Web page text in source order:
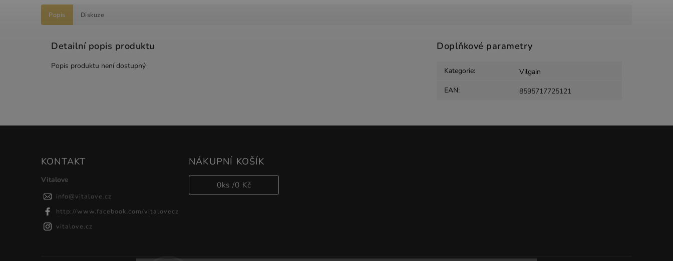
Popis Diskuze
Detailní popis produktu
Popis produktu není dostupný
Doplňkové parametry
Kategorie:
Vilgain
EAN: 8595717725121
KONTAKT
Vitalove
info@vitalove.cz
http://www.facebook.com/vitalovecz
vitalove.cz
NÁKUPNÍ KOŠÍK
0ks /0 Kč